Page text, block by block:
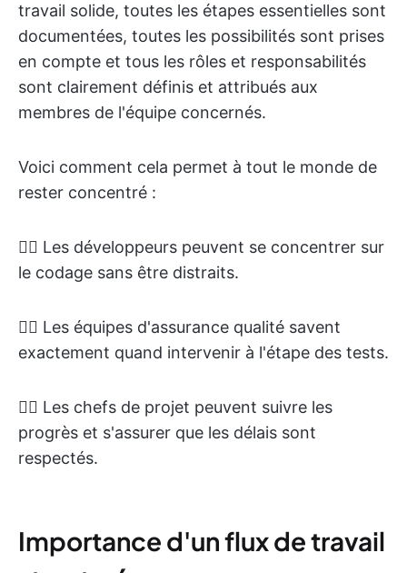
travail solide, toutes les étapes essentielles sont
documentées, toutes les possibilités sont prises
en compte et tous les rôles et responsabilités
sont clairement définis et attribués aux
membres de l'équipe concernés.
Voici comment cela permet à tout le monde de
rester concentré :
👉🏽 Les développeurs peuvent se concentrer sur
le codage sans être distraits.
👉🏽 Les équipes d'assurance qualité savent
exactement quand intervenir à l'étape des tests.
👉🏽 Les chefs de projet peuvent suivre les
progrès et s'assurer que les délais sont
respectés.
Importance d'un flux de travail